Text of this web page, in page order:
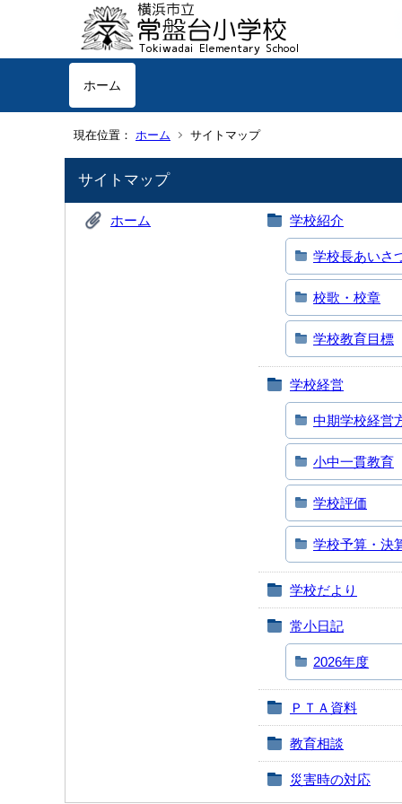
ホーム
現在位置： ホーム サイトマップ
サイトマップ
ホーム 学校紹介
学校長あいさ
校歌・校章
学校教育目標
学校経営
中期学校経営
小中一貫教育
学校評価
学校予算・決
学校だより
常小日記
2026年度
ＰＴＡ資料
教育相談
災害時の対応